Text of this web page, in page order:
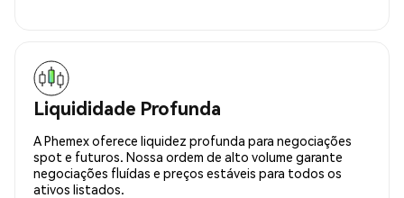
Liquididade Profunda
A Phemex oferece liquidez profunda para negociações
spot e futuros. Nossa ordem de alto volume garante
negociações fluídas e preços estáveis para todos os
ativos listados.